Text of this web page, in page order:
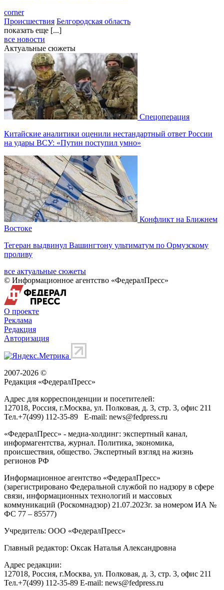
corner
Происшествия Белгородская область
показать еще [...]
все новости
Актуальные сюжеты
Спецоперация
Китайские аналитики оценили нестандартный ответ России
на удары ВСУ: «Путин поступил умно»
Конфликт на Ближнем
Востоке
Тегеран выдвинул Вашингтону ультиматум по Ормузскому
проливу
все актуальные сюжеты
© Информационное агентство «ФедералПресс»
О проекте
Реклама
Редакция
Авторизация
2007-2026 ©
Редакция «ФедералПресс»
Адрес для корреспонденции и посетителей:
127018, Россия, г.Москва, ул. Полковая, д. 3, стр. 3, офис 211
Тел.+7(499) 112-35-89 E-mail: news@fedpress.ru
«ФедералПресс» - медиа-холдинг: экспертный канал,
информагентства, журнал. Политика, экономика,
происшествия, общество. Экспертный взгляд на жизнь
регионов РФ
Информационное агентство «ФедералПресс»
(зарегистрировано Федеральной службой по надзору в сфере
связи, информационных технологий и массовых
коммуникаций (Роскомнадзор) 21.07.2023г. за номером ИА №
ФС 77 – 85577)
Учредитель: ООО «ФедералПресс»
Главный редактор: Оксак Наталья Александровна
Адрес редакции:
127018, Россия, г.Москва, ул. Полковая, д. 3, стр. 3, офис 211
Тел.+7(499) 112-35-89 E-mail: news@fedpress.ru